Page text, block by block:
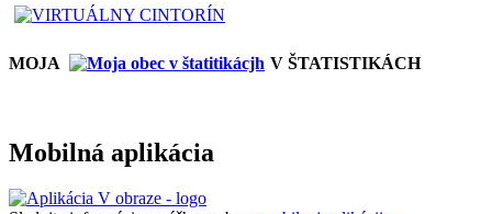
MOJA V ŠTATISTIKÁCH
Mobilná aplikácia